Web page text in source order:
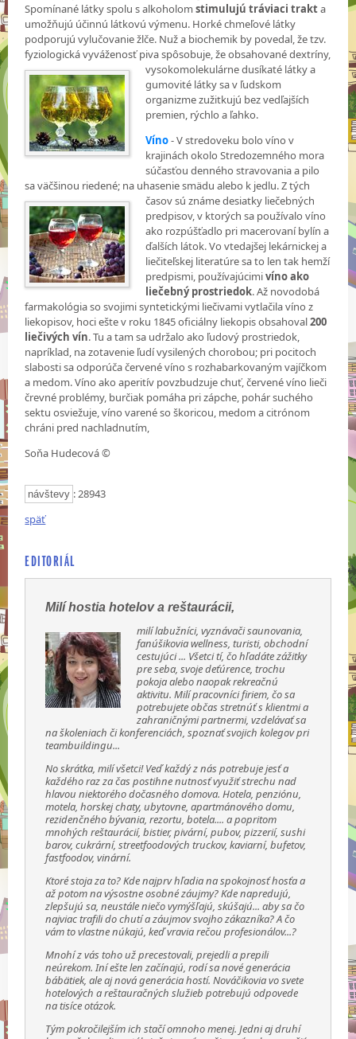
Spomínané látky spolu s alkoholomstimulujú tráviaci trakta
umožňujú účinnú látkovú výmenu. Horké chmeľové látky
podporujú vylučovanie žlče. Nuž a biochemik by povedal, že tzv.
fyziologická vyváženosť piva spôsobuje, že obsahovanédextríny,
vysokomolekulárne dusíkaté látky a
gumovité látky sa v ľudskom
organizme zužitkujú bez vedľajších
premien, rýchlo a ľahko.
Víno- V stredoveku bolo víno v
krajinách okolo Stredozemného mora
súčasťou denného stravovania a pilo
sa väčšinou riedené; na uhasenie smädu alebo k jedlu. Z tých
časov sú známe desiatky liečebných
predpisov, v ktorých sa používalo víno
ako rozpúšťadlo pri macerovaní bylín a
ďalších látok. Vo vtedajšej lekárnickej a
liečiteľskej literatúre sa to len tak hemží
predpismi, používajúcimivíno ako
liečebný prostriedok. Až novodobá
farmakológia so svojimi syntetickými liečivami vytlačila víno z
liekopisov, hoci ešte v roku 1845 oficiálny liekopis obsahoval200
liečivých vín. Tu a tam sa udržalo ako ľudový prostriedok,
napríklad, na zotavenie ľudí vysilených chorobou; pri pocitoch
slabosti sa odporúča červené víno s rozhabarkovaným vajíčkom
a medom. Víno ako aperitív povzbudzuje chuť, červené víno lieči
črevné problémy, burčiak pomáha pri zápche, pohár suchého
sektu osviežuje, víno varené so škoricou, medom a citrónom
chráni pred nachladnutím,
Soňa Hudecová ©
návštevy : 28943
späť
EDITORIÁL
Milí hostia hotelov a reštaurácii,
milí labužníci, vyznávači saunovania,
fanúšikovia wellness, turisti, obchodní
cestujúci ... Všetci tí, čo hľadáte zážitky
pre seba, svoje deťúrence, trochu
pokoja alebo naopak rekreačnú
aktivitu. Milí pracovníci firiem, čo sa
potrebujete občas stretnúť s klientmi a
zahraničnými partnermi, vzdelávať sa
na školeniach či konferenciách, spoznať svojich kolegov pri
teambuildingu...
No skrátka, milí všetci! Veď každý z nás potrebuje jesť a
každého raz za čas postihne nutnosť využiť strechu nad
hlavou niektorého dočasného domova. Hotela, penziónu,
motela, horskej chaty, ubytovne, apartmánového domu,
rezidenčného bývania, rezortu, botela.... a popritom
mnohých reštaurácií, bistier, pivární, pubov, pizzerií, sushi
barov, cukrární, streetfoodových truckov, kaviarní, bufetov,
fastfoodov, vinární.
Ktoré stoja za to? Kde najprv hľadia na spokojnosť hosťa a
až potom na výsostne osobné záujmy? Kde napredujú,
zlepšujú sa, neustále niečo vymýšľajú, skúšajú... aby sa čo
najviac trafili do chutí a záujmov svojho zákazníka? A čo
vám to vlastne núkajú, keď vravia rečou profesionálov...?
Mnohí z vás toho už precestovali, prejedli a prepili
neúrekom. Iní ešte len začínajú, rodí sa nové generácia
bábätiek, ale aj nová generácia hostí. Nováčikovia vo svete
hotelových a reštauračných služieb potrebujú odpovede
na tisíce otázok.
Tým pokročilejším ich stačí omnoho menej. Jedni aj druhí